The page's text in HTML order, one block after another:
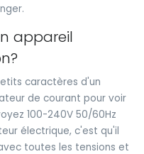
appareil
caractères d'un
de courant pour voir
100-240V 50/60Hz
électrique, c'est qu'il
toutes les tensions et